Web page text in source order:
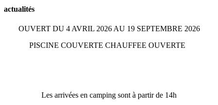
actualités
OUVERT DU 4 AVRIL 2026 AU 19 SEPTEMBRE 2026
PISCINE COUVERTE CHAUFFEE OUVERTE
Les arrivées en camping sont à partir de 14h